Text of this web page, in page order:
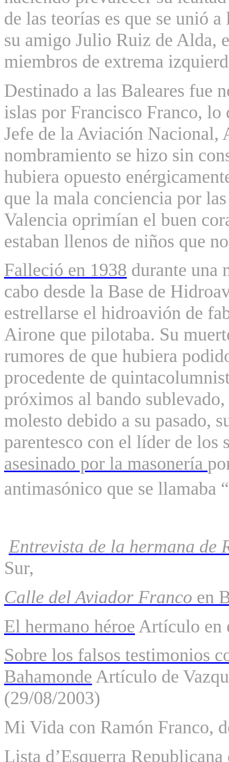
de las teorías es que se unió
su amigo Julio Ruiz de Alda,
miembros de extrema
Destinado a las Baleares fue
islas por Francisco Franco, lo
Jefe de la Aviación
nombramiento se hizo sin
hubiera opuesto
que la mala conciencia por
Valencia oprimían el buen
estaban llenos de niños que
Falleció en 1938 durante una
cabo desde la Base de
estrellarse el hidroavión de
Airone que pilotaba. Su
rumores de que hubiera
procedente de
próximos al bando
molesto debido a su pasado,
parentesco con el líder de los
asesinado por la masonería
antimasónico que se llamaba “
Entrevista de la hermana de
Sur,
Calle del Aviador Franco en
El hermano héroe Artículo
Sobre los falsos testimonios
Bahamonde Artículo de
(29/08/2003)
Mi Vida con Ramón Franco,
Lista d’Esquerra